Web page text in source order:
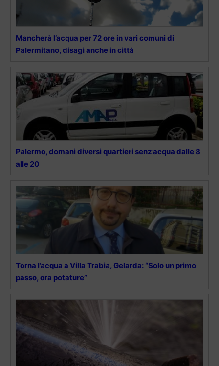
Mancherà l’acqua per 72 ore in vari comuni di
Palermitano, disagi anche in città
Palermo, domani diversi quartieri senz’acqua dalle 8
alle 20
Torna l’acqua a Villa Trabia, Gelarda: “Solo un primo
passo, ora potature”